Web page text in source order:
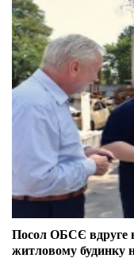
Посол ОБСЄ вдруге
житловому будинку